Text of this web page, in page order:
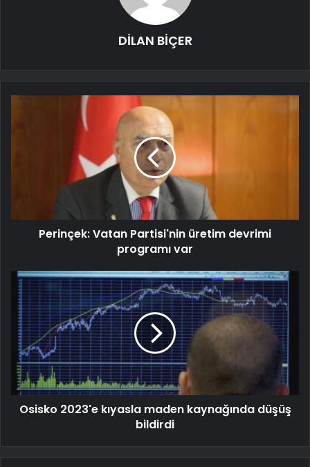
DİLAN BİÇER
Perinçek: Vatan Partisi'nin üretim devrimi
programı var
Osisko 2023'e kıyasla maden kaynağında düşüş
bildirdi